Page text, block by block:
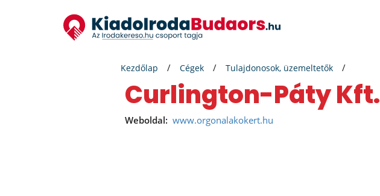
Kezdőlap Cégek Tulajdonosok, üzemeltetők
Curlington-Páty Kft.
Weboldal: www.orgonalakokert.hu